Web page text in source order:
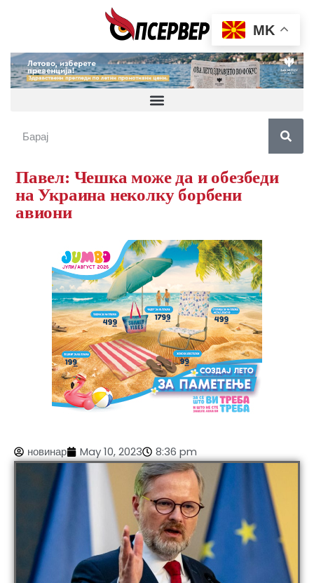
Павел: Чешка може да и обезбеди
на Украина неколку борбени
авиони
новинар May 10, 2023 8:36 pm
MK